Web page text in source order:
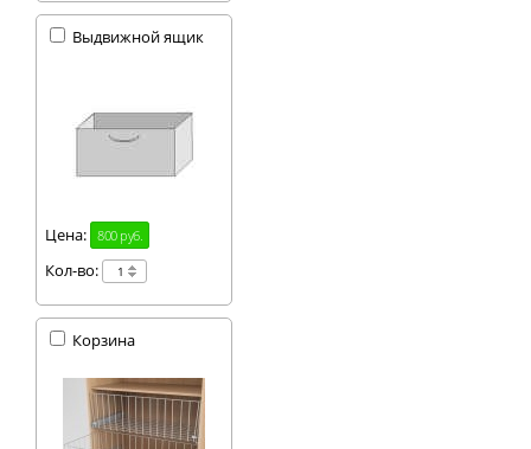
Выдвижной ящик
Цена: 800 руб.
Кол-во:
Корзина